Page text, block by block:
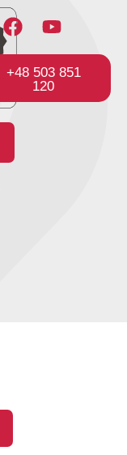
+48 503 851
120